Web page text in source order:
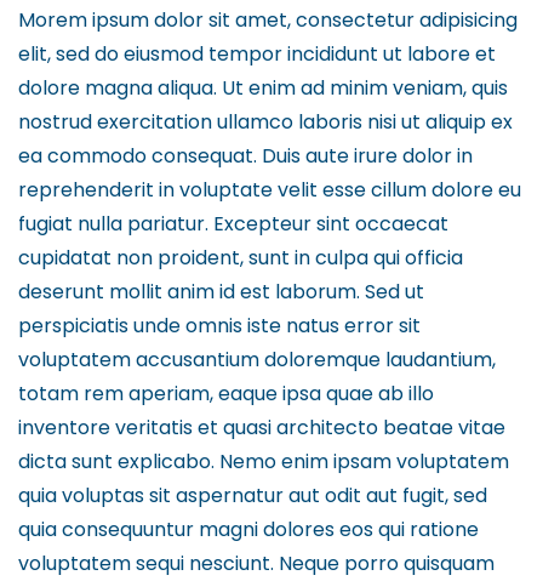
Morem ipsum dolor sit amet, consectetur adipisicing
elit, sed do eiusmod tempor incididunt ut labore et
dolore magna aliqua. Ut enim ad minim veniam, quis
nostrud exercitation ullamco laboris nisi ut aliquip ex
ea commodo consequat. Duis aute irure dolor in
reprehenderit in voluptate velit esse cillum dolore eu
fugiat nulla pariatur. Excepteur sint occaecat
cupidatat non proident, sunt in culpa qui officia
deserunt mollit anim id est laborum. Sed ut
perspiciatis unde omnis iste natus error sit
voluptatem accusantium doloremque laudantium,
totam rem aperiam, eaque ipsa quae ab illo
inventore veritatis et quasi architecto beatae vitae
dicta sunt explicabo. Nemo enim ipsam voluptatem
quia voluptas sit aspernatur aut odit aut fugit, sed
quia consequuntur magni dolores eos qui ratione
voluptatem sequi nesciunt. Neque porro quisquam